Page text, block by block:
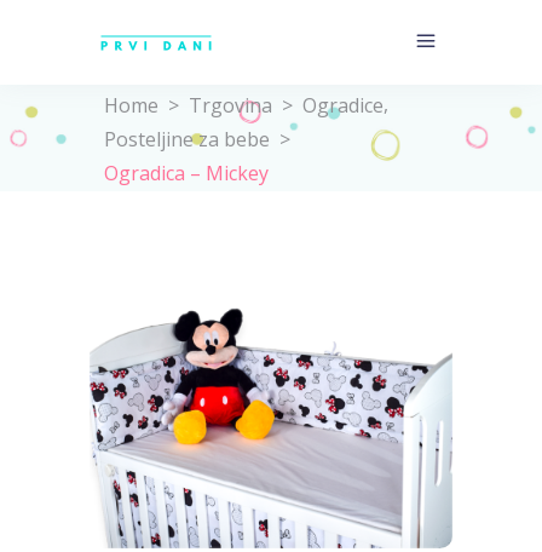
Home > Trgovina > Ogradice,
Posteljine za bebe >
Ogradica – Mickey